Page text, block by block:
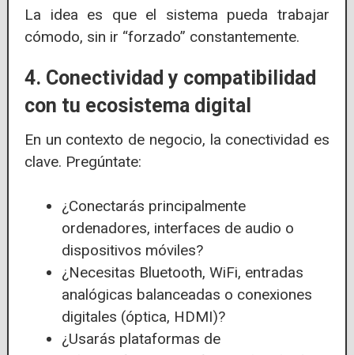
La idea es que el sistema pueda trabajar
cómodo, sin ir “forzado” constantemente.
4. Conectividad y compatibilidad
con tu ecosistema digital
En un contexto de negocio, la conectividad es
clave. Pregúntate:
¿Conectarás principalmente
ordenadores, interfaces de audio o
dispositivos móviles?
¿Necesitas Bluetooth, WiFi, entradas
analógicas balanceadas o conexiones
digitales (óptica, HDMI)?
¿Usarás plataformas de